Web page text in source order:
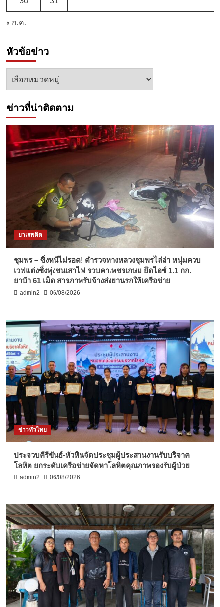
« ก.ค.
หัวข้อข่าว
หัวข้อ
ข่าวที่น่าติดตาม
ยาเสพติด
ชุมพร – ซิ่งหนีไม่รอด! ตำรวจทางหลวงชุมพรไล่ล่า หนุ่มควบ
เวฟแต่งซิ่งพุ่งชนเสาไฟ รวบคาเพชรเกษม ยึดไอซ์ 1.1 กก.
ยาบ้า 61 เม็ด สารภาพรับจ้างส่งยานรกให้เครือข่าย
admin2 06/08/2026
ข่าวทั่วไทย
ประจวบคีรีขันธ์-หัวหินจัดประชุมผู้ประสานงานรับบริจาค
โลหิต ยกระดับเครือข่ายจัดหาโลหิตคุณภาพรองรับผู้ป่วย
admin2 06/08/2026